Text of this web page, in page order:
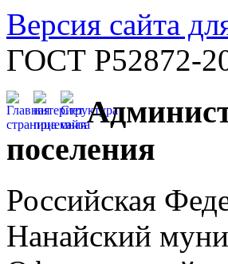
Версия сайта
ГОСТ Р52872-
поселения
Российская
Нанайский